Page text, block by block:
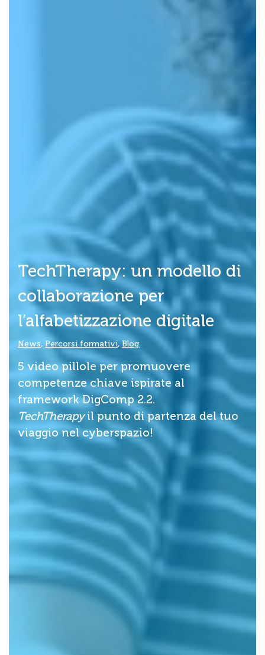
TechTherapy: un modello di
collaborazione per
l’alfabetizzazione digitale
News, Percorsi formativi,Blog
5 video pillole per promuovere
competenze chiave ispirate al
framework DigComp 2.2.
TechTherapyil punto di partenza del tuo
viaggio nel cyberspazio!